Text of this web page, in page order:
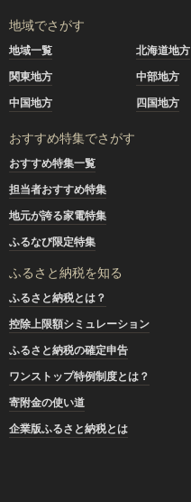
地域でさがす
地域一覧 北海道地方
関東地方
中部地方
中国地方
四国地方
おすすめ特集でさがす
おすすめ特集一覧
担当者おすすめ特集
地元が誇る家電特集
ふるなび限定特集
ふるさと納税を知る
ふるさと納税とは？
控除上限額シミュレーション
ふるさと納税の確定申告
ワンストップ特例制度とは？
寄附金の使い道
企業版ふるさと納税とは